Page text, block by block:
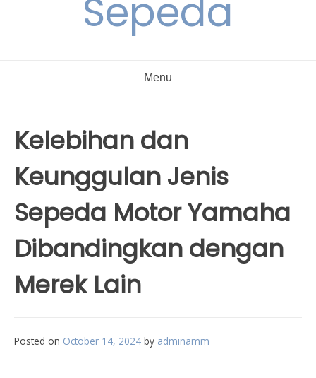
Sepeda
Menu
Kelebihan dan
Keunggulan Jenis
Sepeda Motor Yamaha
Dibandingkan dengan
Merek Lain
Posted on October 14, 2024 by adminamm